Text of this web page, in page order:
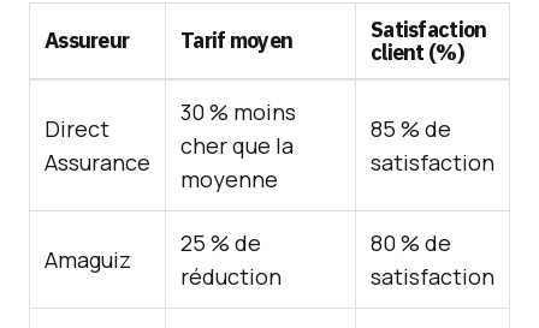
Assureur Tarif moyen
Satisfaction
client (%)
Direct
Assurance
30 % moins
cher que la
moyenne
85 % de
satisfaction
Amaguiz
25 % de
réduction
80 % de
satisfaction